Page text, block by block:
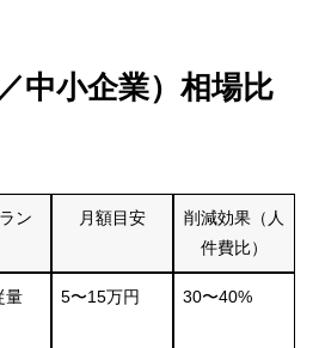
中小企業）相場比
ン 月額目安
削減効果（人
件費比）
量 5〜15万円 30〜40%